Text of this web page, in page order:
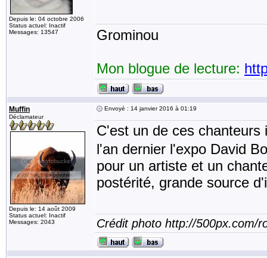
Depuis le: 04 octobre 2006
Status actuel: Inactif
Messages: 13547
Grominou
Mon blogue de lecture:
Muffin
Déclamateur
Depuis le: 14 août 2009
Status actuel: Inactif
Messages: 2043
Envoyé : 14 janvier 2016 à 01:19
C'est un de ces
l'an dernier l'expo David
pour un artiste et un
postérité, grande source
Crédit photo http://500px.com/